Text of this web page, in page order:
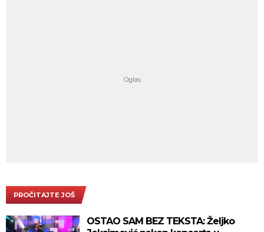
PROČITAJTE JOŠ
OSTAO SAM BEZ TEKSTA: Željko